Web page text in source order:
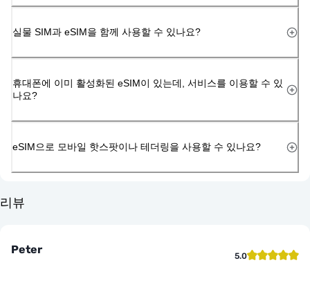
실물 SIM과 eSIM을 함께 사용할 수 있나요?
휴대폰에 이미 활성화된 eSIM이 있는데, 서비스를 이용할 수 있
나요?
eSIM으로 모바일 핫스팟이나 테더링을 사용할 수 있나요?
리뷰
Peter 5.0